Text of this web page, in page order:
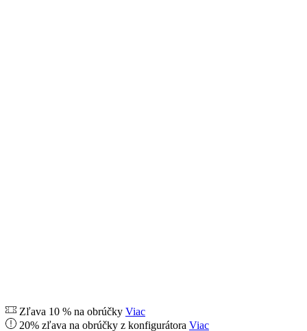
Zľava 10 % na obrúčky Viac
20% zľava na obrúčky z konfigurátora Viac